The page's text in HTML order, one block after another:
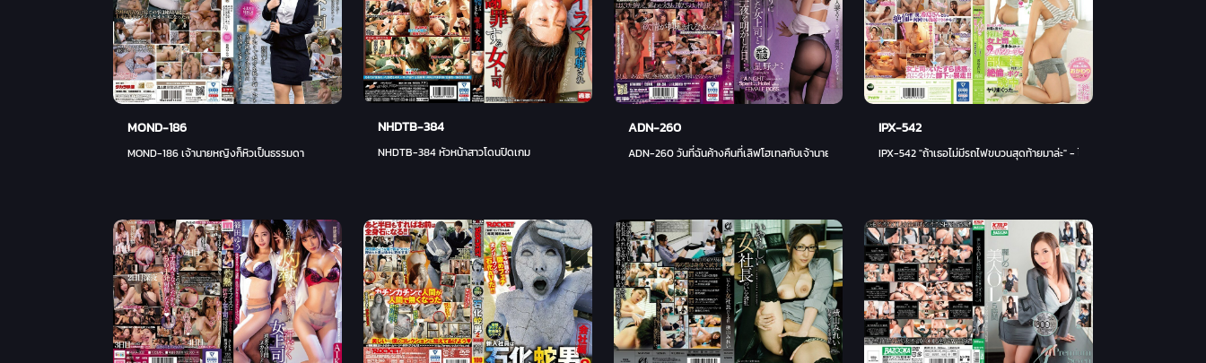
MOND-186
MOND-186 เจ้านายหญิงก็หิวเป็นธรรมดา
NHDTB-384
NHDTB-384 หัวหน้าสาวโดนปิดเกม
ADN-260
ADN-260 วันที่ฉันค้างคืนที่เลิฟโฮเทลกับเจ้านายผู้หญิงที่พลาดรถไฟเที่ยวสุดท้ายระหว่างทางกลับบ้านจากงานเลี้ยงสังสรรค์ นามิ โฮชิโนะ
IPX-542
IPX-542 "ถ้าเธอไม่มีรถไฟขบวนสุดท้ายมาล่ะ" - ไอริ คิจิมะ